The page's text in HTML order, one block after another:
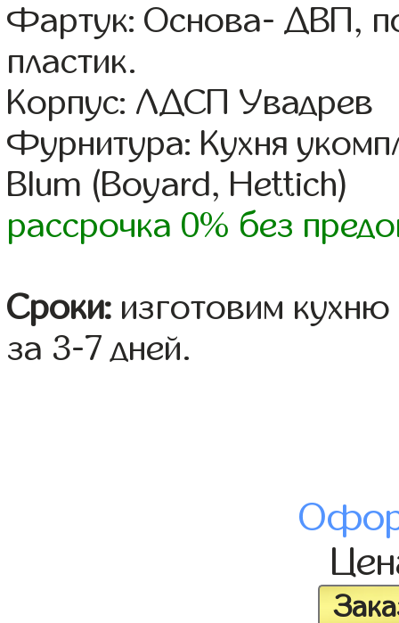
Фартук: Основа- ДВП,
пластик.
Корпус: ЛДСП Увадрев
Фурнитура: Кухня
Blum (Boyard, Hettich)
рассрочка 0% без
Сроки: изготовим
за 3-7 дней.